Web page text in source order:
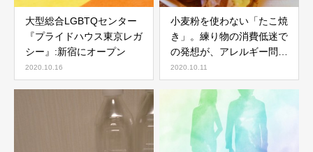
大型総合LGBTQセンター
『プライドハウス東京レガ
シー』:新宿にオープン
2020.10.16
小麦粉を使わない「たこ焼
き」。練り物の消費低迷で
の発想が、アレルギー問題
につながるといい
2020.10.11